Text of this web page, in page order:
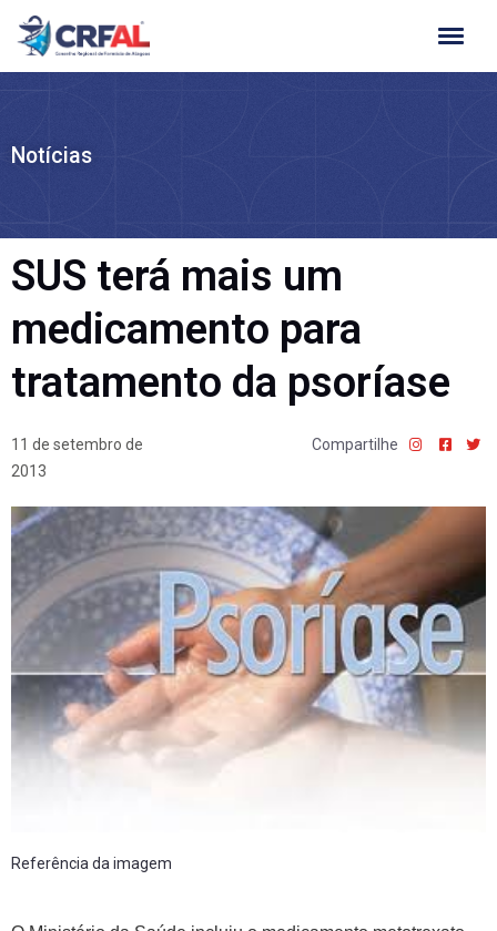
Ir
para
Notícias
SUS terá mais um
medicamento para
tratamento da psoríase
11 de setembro de
2013
Compartilhe
Referência da imagem